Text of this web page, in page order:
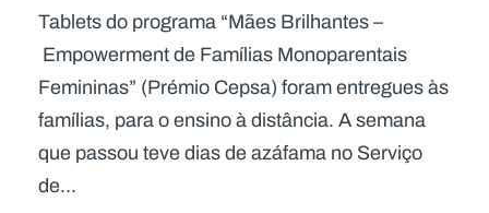
Tablets do programa “Mães Brilhantes –
Empowerment de Famílias Monoparentais
Femininas” (Prémio Cepsa) foram entregues às
famílias, para o ensino à distância. A semana
que passou teve dias de azáfama no Serviço
de...